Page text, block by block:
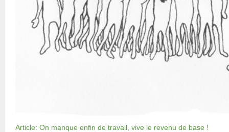
Article: On manque enfin de travail, vive le revenu de base !